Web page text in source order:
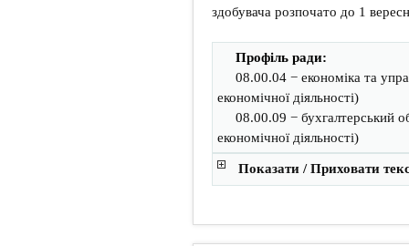
здобувача розпочато до 1
Профіль ради:
08.00.04 − економіка та
економічної діяльності)
08.00.09 − бухгалтерський
економічної діяльності)
Показати / Приховати